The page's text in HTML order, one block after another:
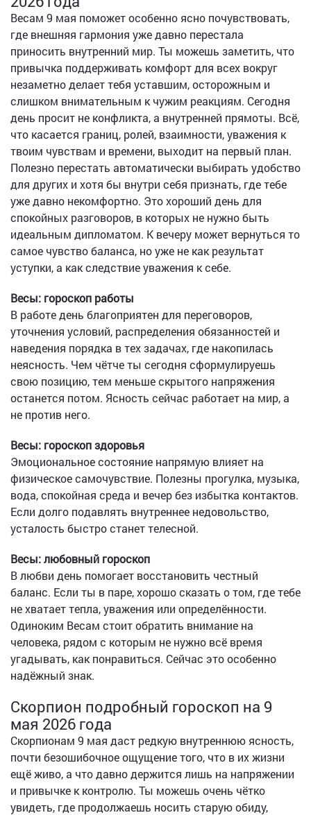
Весам 9 мая поможет особенно ясно почувствовать,
где внешняя гармония уже давно перестала
приносить внутренний мир. Ты можешь заметить, что
привычка поддерживать комфорт для всех вокруг
незаметно делает тебя уставшим, осторожным и
слишком внимательным к чужим реакциям. Сегодня
день просит не конфликта, а внутренней прямоты. Всё,
что касается границ, ролей, взаимности, уважения к
твоим чувствам и времени, выходит на первый план.
Полезно перестать автоматически выбирать удобство
для других и хотя бы внутри себя признать, где тебе
уже давно некомфортно. Это хороший день для
спокойных разговоров, в которых не нужно быть
идеальным дипломатом. К вечеру может вернуться то
самое чувство баланса, но уже не как результат
уступки, а как следствие уважения к себе.
Весы: гороскоп работы
В работе день благоприятен для переговоров,
уточнения условий, распределения обязанностей и
наведения порядка в тех задачах, где накопилась
неясность. Чем чётче ты сегодня сформулируешь
свою позицию, тем меньше скрытого напряжения
останется потом. Ясность сейчас работает на мир, а
не против него.
Весы: гороскоп здоровья
Эмоциональное состояние напрямую влияет на
физическое самочувствие. Полезны прогулка, музыка,
вода, спокойная среда и вечер без избытка контактов.
Если долго подавлять внутреннее недовольство,
усталость быстро станет телесной.
Весы: любовный гороскоп
В любви день помогает восстановить честный
баланс. Если ты в паре, хорошо сказать о том, где тебе
не хватает тепла, уважения или определённости.
Одиноким Весам стоит обратить внимание на
человека, рядом с которым не нужно всё время
угадывать, как понравиться. Сейчас это особенно
надёжный знак.
Скорпион подробный гороскоп на 9
мая 2026 года
Скорпионам 9 мая даст редкую внутреннюю ясность,
почти безошибочное ощущение того, что в их жизни
ещё живо, а что давно держится лишь на напряжении
и привычке к контролю. Ты можешь очень чётко
увидеть, где продолжаешь носить старую обиду,